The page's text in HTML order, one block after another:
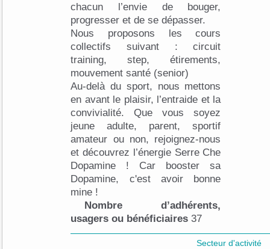
chacun l’envie de bouger,
progresser et de se dépasser.
Nous proposons les cours
collectifs suivant : circuit
training, step, étirements,
mouvement santé (senior)
Au-delà du sport, nous mettons
en avant le plaisir, l’entraide et la
convivialité. Que vous soyez
jeune adulte, parent, sportif
amateur ou non, rejoignez-nous
et découvrez l’énergie Serre Che
Dopamine ! Car booster sa
Dopamine, c'est avoir bonne
mine !
Nombre d’adhérents,
usagers ou bénéficiaires 37
Secteur d'activité